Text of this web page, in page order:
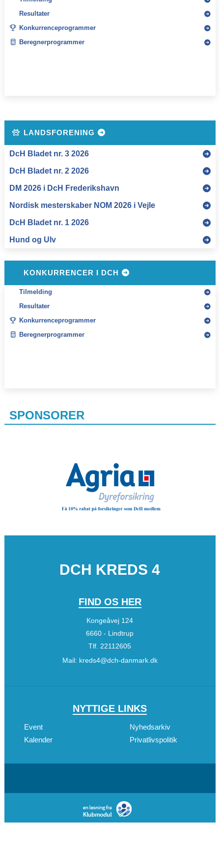
Resultater
Konkurrenceprogrammer
Beregnerprogrammer
LANDSFORENING
KONKURRENCER I DCH
Tilmelding
Resultater
Konkurrenceprogrammer
Beregnerprogrammer
SPONSORER
DCH KREDS 4
FIND OS HER
Kongeåvej 124
6660 - Lindtrup
Tlf. 22112605
Mail: kreds4@dch-danmark.dk
NYTTIGE LINKS
Event
Nyhedsarkiv
Kalender
Privatlivspolitik